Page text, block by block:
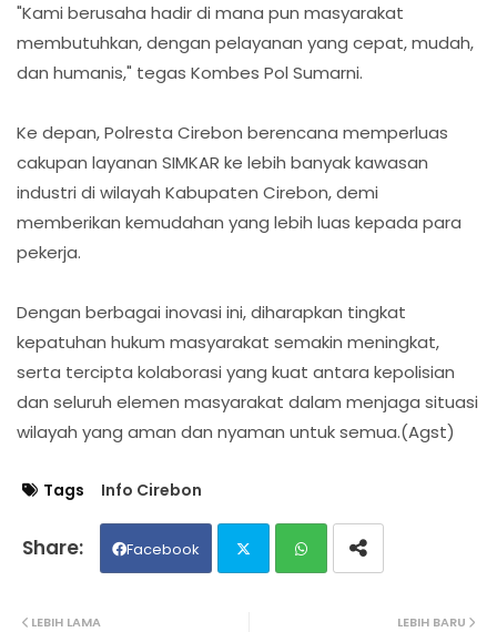
"Kami berusaha hadir di mana pun masyarakat
membutuhkan, dengan pelayanan yang cepat, mudah,
dan humanis," tegas Kombes Pol Sumarni.
Ke depan, Polresta Cirebon berencana memperluas
cakupan layanan SIMKAR ke lebih banyak kawasan
industri di wilayah Kabupaten Cirebon, demi
memberikan kemudahan yang lebih luas kepada para
pekerja.
Dengan berbagai inovasi ini, diharapkan tingkat
kepatuhan hukum masyarakat semakin meningkat,
serta tercipta kolaborasi yang kuat antara kepolisian
dan seluruh elemen masyarakat dalam menjaga situasi
wilayah yang aman dan nyaman untuk semua.(Agst)
Tags Info Cirebon
Facebook
LEBIH BARU
LEBIH LAMA